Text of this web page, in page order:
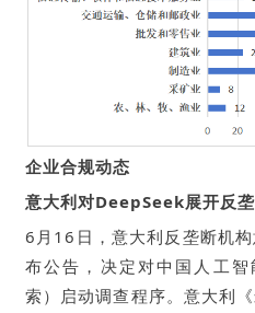
企业合规动态
意大利对DeepSeek展开反
6月16日，意大利反垄断机
布公告，决定对中国人工
索）启动调查程序。意大利